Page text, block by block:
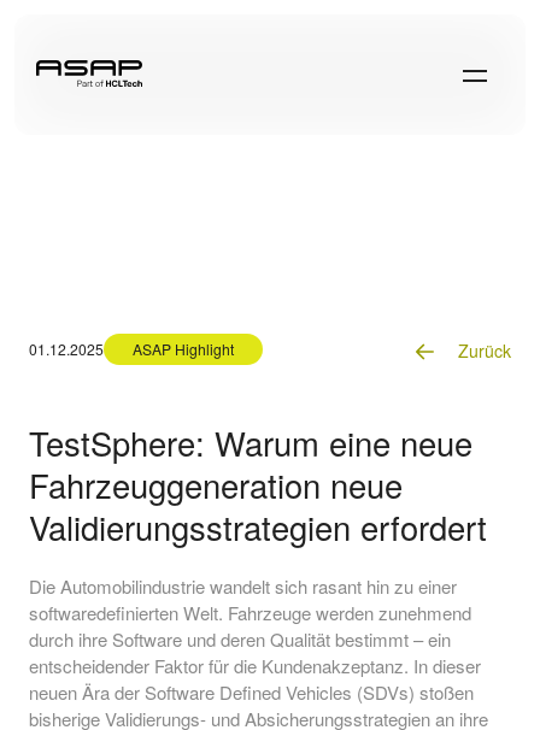
01.12.2025 ASAP Highlight Zurück
TestSphere: Warum eine neue
Fahrzeuggeneration neue
Validierungsstrategien erfordert
Die Automobilindustrie wandelt sich rasant hin zu einer
softwaredefinierten Welt. Fahrzeuge werden zunehmend
durch ihre Software und deren Qualität bestimmt – ein
entscheidender Faktor für die Kundenakzeptanz. In dieser
neuen Ära der Software Defined Vehicles (SDVs) stoßen
bisherige Validierungs- und Absicherungsstrategien an ihre